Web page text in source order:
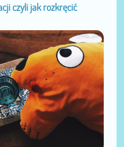
czyli jak rozkręcić